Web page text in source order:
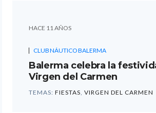
HACE 11 AÑOS
CLUB NÁUTICO BALERMA
Balerma celebra la
Virgen del Carmen
TEMAS: FIESTAS, VIRGEN DEL CARMEN